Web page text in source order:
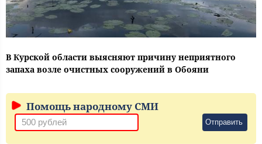
В Курской области выясняют причину неприятного
запаха возле очистных сооружений в Обояни
Помощь народному СМИ
Отправить